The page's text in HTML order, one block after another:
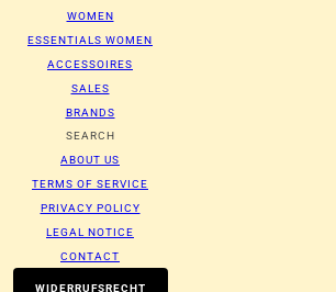
WOMEN
ESSENTIALS WOMEN
ACCESSOIRES
SALES
BRANDS
SEARCH
ABOUT US
TERMS OF SERVICE
PRIVACY POLICY
LEGAL NOTICE
CONTACT
WIDERRUFSRECHT